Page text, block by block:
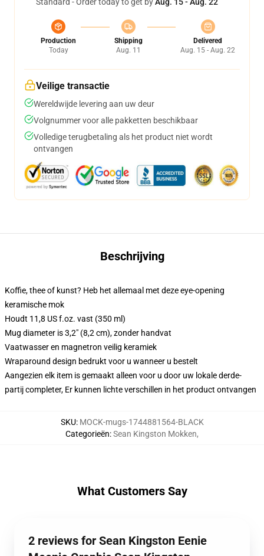
Production
Today
Shipping
Aug. 11
Delivered
Aug. 15 - Aug. 22
Veilige transactie
Wereldwijde levering aan uw deur
Volgnummer voor alle pakketten beschikbaar
Volledige terugbetaling als het product niet wordt
ontvangen
Beschrijving
Koffie, thee of kunst? Heb het allemaal met deze eye-opening
keramische mok
Houdt 11,8 US f.oz. vast (350 ml)
Mug diameter is 3,2" (8,2 cm), zonder handvat
Vaatwasser en magnetron veilig keramiek
Wraparound design bedrukt voor u wanneer u bestelt
Aangezien elk item is gemaakt alleen voor u door uw lokale derde-
partij completer, Er kunnen lichte verschillen in het product ontvangen
SKU: MOCK-mugs-1744881564-BLACK
Categorieën:Sean Kingston Mokken,
What Customers Say
2 reviews for Sean Kingston Eenie